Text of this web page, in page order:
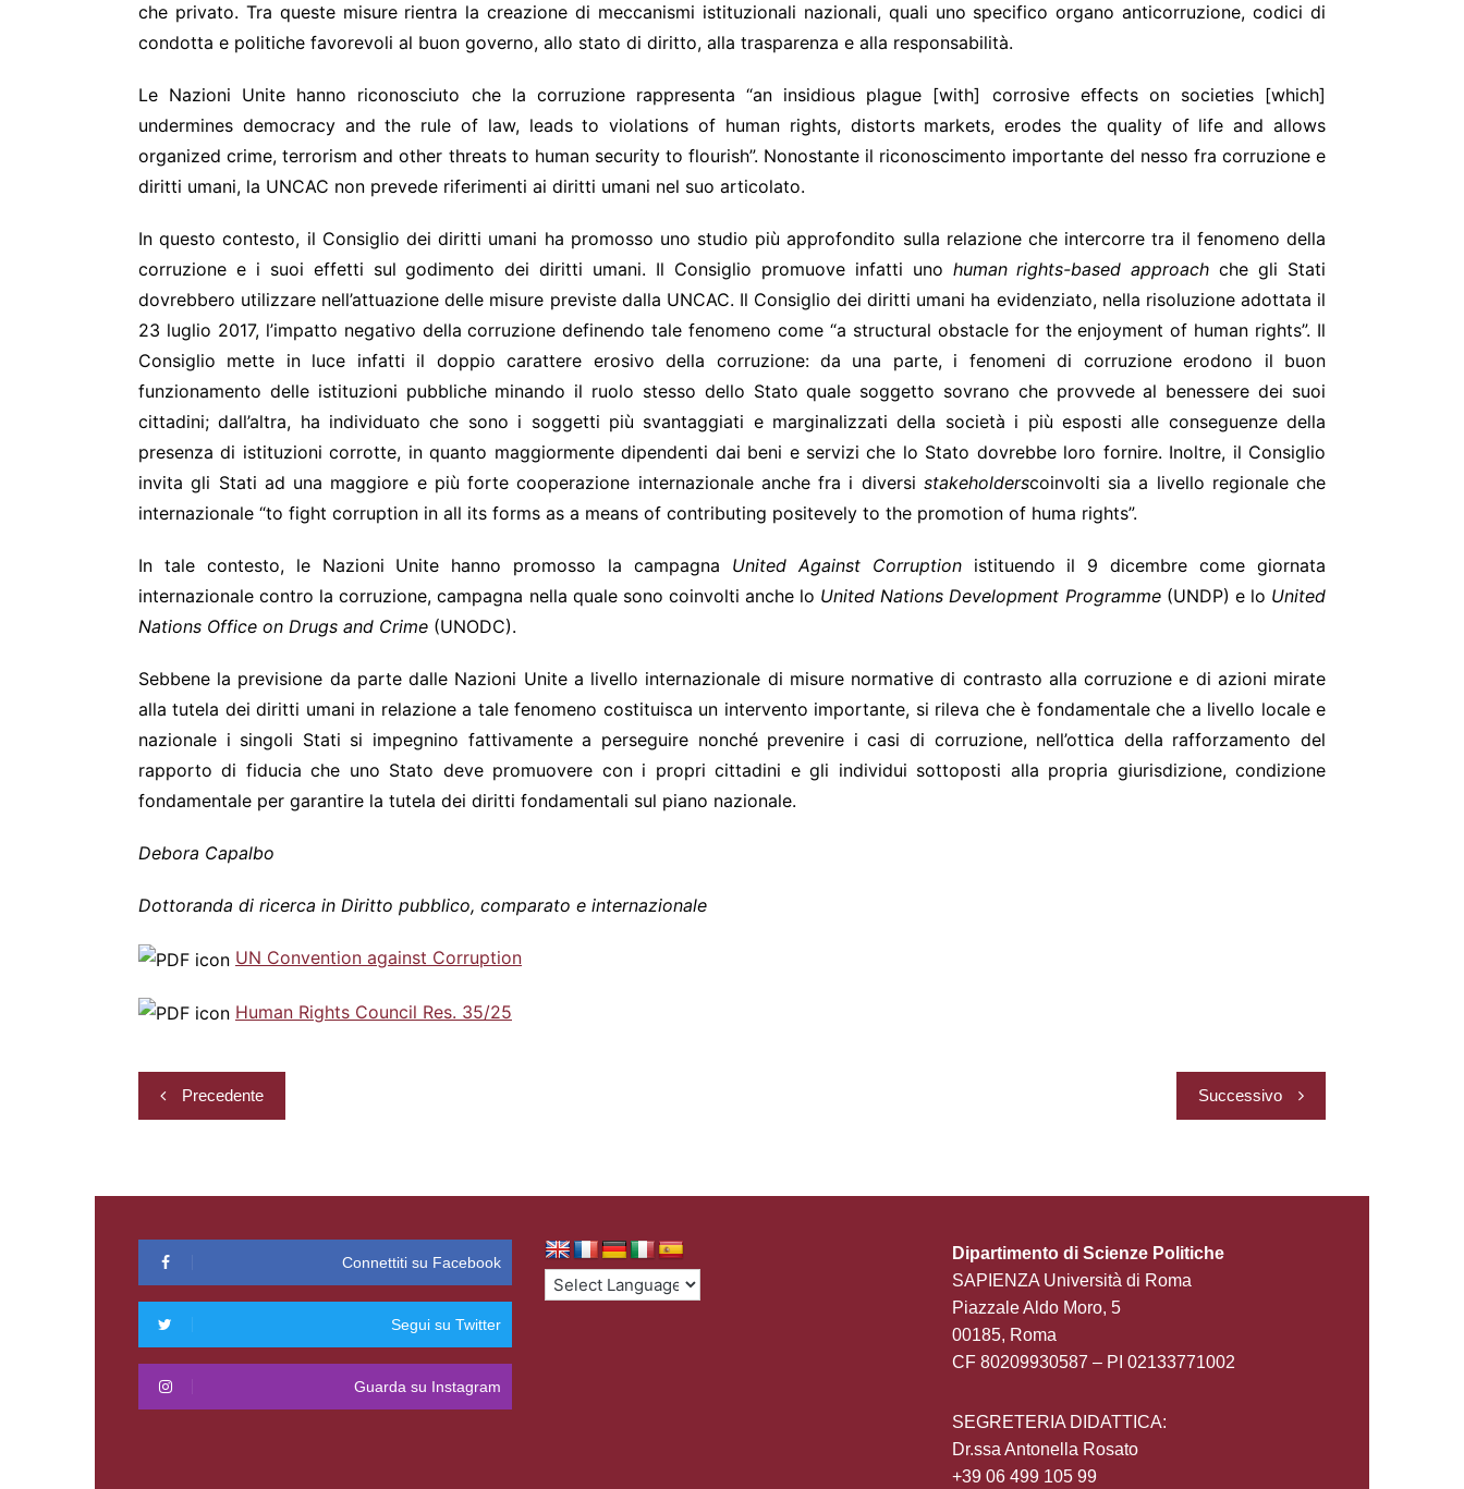
che privato. Tra queste misure rientra la creazione di meccanismi istituzionali nazionali, quali uno specifico organo anticorruzione, codici di
condotta e politiche favorevoli al buon governo, allo stato di diritto, alla trasparenza e alla responsabilità.
Le Nazioni Unite hanno riconosciuto che la corruzione rappresenta “an insidious plague [with] corrosive effects on societies [which]
undermines democracy and the rule of law, leads to violations of human rights, distorts markets, erodes the quality of life and allows
organized crime, terrorism and other threats to human security to flourish”. Nonostante il riconoscimento importante del nesso fra corruzione e
diritti umani, la UNCAC non prevede riferimenti ai diritti umani nel suo articolato.
In questo contesto, il Consiglio dei diritti umani ha promosso uno studio più approfondito sulla relazione che intercorre tra il fenomeno della
corruzione e i suoi effetti sul godimento dei diritti umani. Il Consiglio promuove infatti uno human rights-based approachche gli Stati
dovrebbero utilizzare nell’attuazione delle misure previste dalla UNCAC. Il Consiglio dei diritti umani ha evidenziato, nella risoluzione adottata il
23 luglio 2017, l’impatto negativo della corruzione definendo tale fenomeno come “a structural obstacle for the enjoyment of human rights”. Il
Consiglio mette in luce infatti il doppio carattere erosivo della corruzione: da una parte, i fenomeni di corruzione erodono il buon
funzionamento delle istituzioni pubbliche minando il ruolo stesso dello Stato quale soggetto sovrano che provvede al benessere dei suoi
cittadini; dall’altra, ha individuato che sono i soggetti più svantaggiati e marginalizzati della società i più esposti alle conseguenze della
presenza di istituzioni corrotte, in quanto maggiormente dipendenti dai beni e servizi che lo Stato dovrebbe loro fornire. Inoltre, il Consiglio
invita gli Stati ad una maggiore e più forte cooperazione internazionale anche fra i diversi stakeholderscoinvolti sia a livello regionale che
internazionale “to fight corruption in all its forms as a means of contributing positevely to the promotion of huma rights”.
In tale contesto, le Nazioni Unite hanno promosso la campagna United Against Corruption istituendo il 9 dicembre come giornata
internazionale contro la corruzione, campagna nella quale sono coinvolti anche lo United Nations Development Programme (UNDP) e lo United
Nations Office on Drugs and Crime (UNODC).
Sebbene la previsione da parte dalle Nazioni Unite a livello internazionale di misure normative di contrasto alla corruzione e di azioni mirate
alla tutela dei diritti umani in relazione a tale fenomeno costituisca un intervento importante, si rileva che è fondamentale che a livello locale e
nazionale i singoli Stati si impegnino fattivamente a perseguire nonché prevenire i casi di corruzione, nell’ottica della rafforzamento del
rapporto di fiducia che uno Stato deve promuovere con i propri cittadini e gli individui sottoposti alla propria giurisdizione, condizione
fondamentale per garantire la tutela dei diritti fondamentali sul piano nazionale.
Debora Capalbo
Dottoranda di ricerca in Diritto pubblico, comparato e internazionale
UN Convention against Corruption
Human Rights Council Res. 35/25
Navigazione
articoli
Precedente Successivo
Connettiti su Facebook
Segui su Twitter
Guarda su Instagram
Dipartimento di Scienze Politiche
SAPIENZA Università di Roma
Piazzale Aldo Moro, 5
00185, Roma
CF 80209930587 – PI 02133771002
SEGRETERIA DIDATTICA:
Dr.ssa Antonella Rosato
+39 06 499 105 99